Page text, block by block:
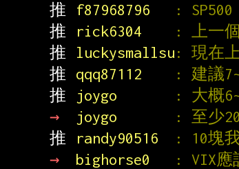
推
f87968796 :
推
rick6304 : 上一
推
luckysmallsu: 現在
推
qqq87112 : 建議
推
joygo : 大概
→
joygo : 至少
推
randy90516 : 10塊
→
bighorse0 : VIX應